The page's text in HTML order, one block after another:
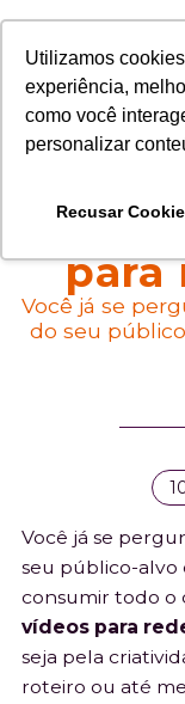
Utilizamos
experiência,
como você
personalizar
Recusar
A
para
Você já se
do seu
de
mas
ajudar
processo,
Você já se
seu público-alvo
consumir todo o
vídeos para
seja pela
roteiro ou até